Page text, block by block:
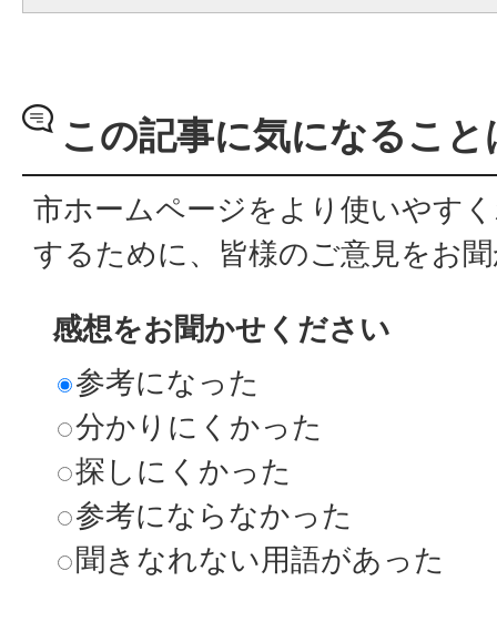
この記事に気になるこ
市ホームページをより使いやす
するために、皆様のご意見をお
感想をお聞かせください
参考になった
分かりにくかった
探しにくかった
参考にならなかった
聞きなれない用語があった